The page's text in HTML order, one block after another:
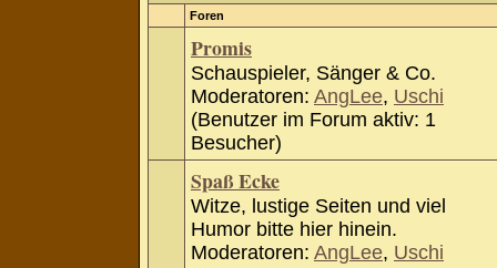
Foren
Promis
Schauspieler, Sänger & Co.
Moderatoren: AngLee, Uschi
(Benutzer im Forum aktiv: 1
Besucher)
Spaß Ecke
Witze, lustige Seiten und viel
Humor bitte hier hinein.
Moderatoren: AngLee, Uschi